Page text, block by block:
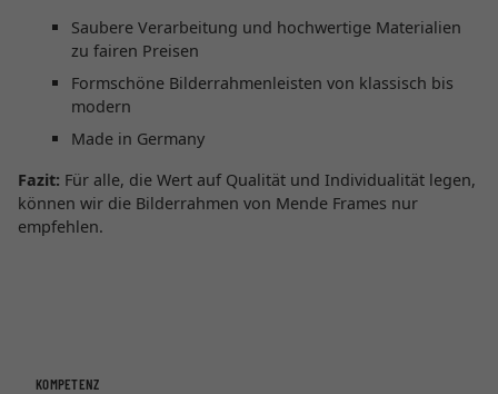
Saubere Verarbeitung und hochwertige Materialien
zu fairen Preisen
Formschöne Bilderrahmenleisten von klassisch bis
modern
Made in Germany
Fazit: Für alle, die Wert auf Qualität und Individualität legen,
können wir die Bilderrahmen von Mende Frames nur
empfehlen.
KOMPETENZ